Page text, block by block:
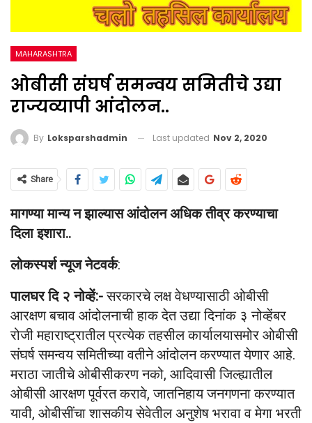
MAHARASHTRA
ओबीसी संघर्ष समन्वय समितीचे उद्या
राज्यव्यापी आंदोलन..
By Loksparshadmin Last updated Nov 2, 2020
Share
मागण्या मान्य न झाल्यास आंदोलन अधिक तीव्र करण्याचा
दिला इशारा..
लोकस्पर्श न्यूज नेटवर्क:
पालघर दि २ नोव्हें:-सरकारचे लक्ष वेधण्यासाठी ओबीसी
आरक्षण बचाव आंदोलनाची हाक देत उद्या दिनांक ३ नोव्हेंबर
रोजी महाराष्ट्रातील प्रत्येक तहसील कार्यालयासमोर ओबीसी
संघर्ष समन्वय समितीच्या वतीने आंदोलन करण्यात येणार आहे.
मराठा जातीचे ओबीसीकरण नको, आदिवासी जिल्ह्यातील
ओबीसी आरक्षण पूर्वरत करावे, जातनिहाय जनगणना करण्यात
यावी, ओबीसींचा शासकीय सेवेतील अनुशेष भरावा व मेगा भरती